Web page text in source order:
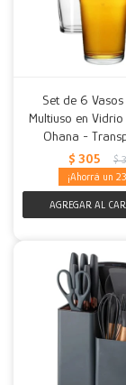
Set de 6
Multiuso en
Ohana -
$ 305 $
23